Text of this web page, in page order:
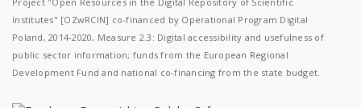
Institutes" [OZwRCIN] co-financed by Operational Program Digital
Poland, 2014-2020, Measure 2.3: Digital accessibility and usefulness of
public sector information; funds from the European Regional
Development Fund and national co-financing from the state budget.